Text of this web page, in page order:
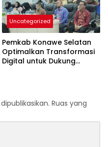
Uncategorized
Pemkab Konawe Selatan
Optimalkan Transformasi
Digital untuk Dukung
Ruas yang